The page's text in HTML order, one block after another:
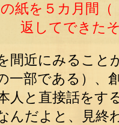
の紙を５カ月間
返してできた
間近にみること
一部である）、
人と直接話をす
んだよと、見終